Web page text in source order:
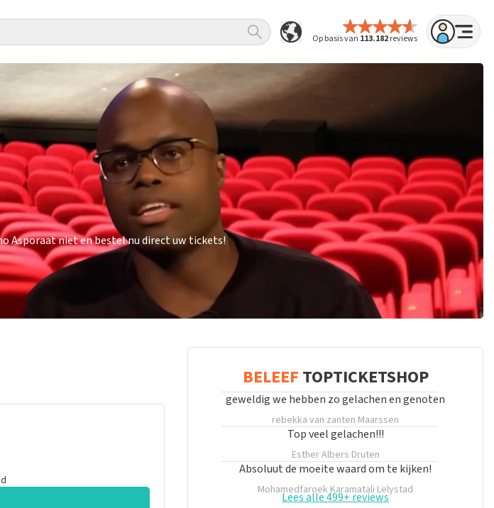
Op basis van 113.182reviews
Asporaat niet en bestel nu direct uw tickets!
BELEEF TOPTICKETSHOP
geweldig we hebben zo gelachen en genoten
rebekka van zanten Maarssen
Top veel gelachen!!!
Esther Albers Druten
Absoluut de moeite waard om te kijken!
Mohamedfaroek Karamatali Lelystad
Lees alle 499+ reviews